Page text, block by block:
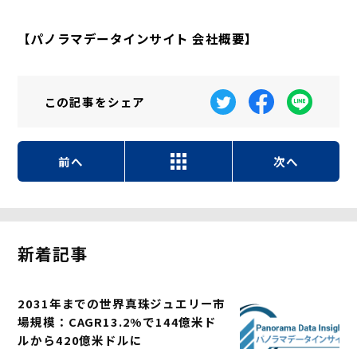
【パノラマデータインサイト 会社概要】
この記事をシェア
前へ 次へ
新着記事
2031年までの世界真珠ジュエリー市
場規模：CAGR13.2%で144億米ド
ルから420億米ドルに